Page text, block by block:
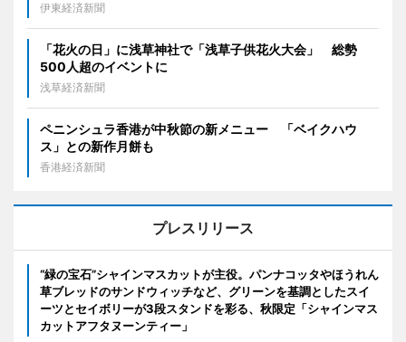
伊東経済新聞
「花火の日」に浅草神社で「浅草子供花火大会」 総勢
500人超のイベントに
浅草経済新聞
ペニンシュラ香港が中秋節の新メニュー 「ベイクハウ
ス」との新作月餅も
香港経済新聞
プレスリリース
“緑の宝石”シャインマスカットが主役。パンナコッタやほうれん
草ブレッドのサンドウィッチなど、グリーンを基調としたスイ
ーツとセイボリーが3段スタンドを彩る、秋限定「シャインマス
カットアフタヌーンティー」